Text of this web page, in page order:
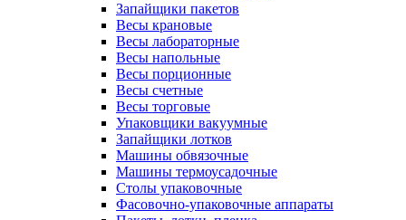
Запайщики пакетов
Весы крановые
Весы лабораторные
Весы напольные
Весы порционные
Весы счетные
Весы торговые
Упаковщики вакуумные
Запайщики лотков
Машины обвязочные
Машины термоусадочные
Столы упаковочные
Фасовочно-упаковочные аппараты